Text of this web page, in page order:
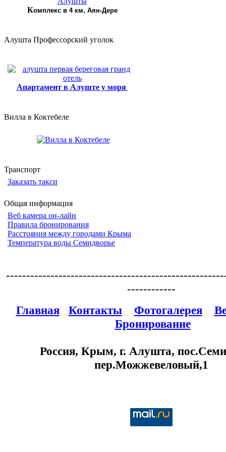
Комплекс в 4 км, Аян-Дере
Алушта Профессорский уголок
Апартамент в Алуште у моря
Вилла в Коктебеле
Транспорт
Заказать такси
Общая информация
Веб камера он-лайн
Правила бронирования
Расстояния между городами Крыма
Температура воды Семидворье
------------
Главная
Контакты Фотогалерея
Бронирование
Россия, Крым, г. Алушта,
пер.Можжевеловый,1